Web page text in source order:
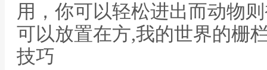
用，你可以轻松进出而动物
可以放置在方,我的世界的栅
技巧